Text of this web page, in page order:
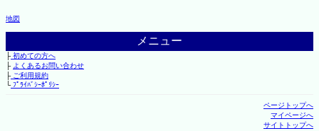
地図
メニュー
├初めての方へ
├ よくあるお問い合わせ
├ご利用規約
└ﾌﾟﾗｲﾊﾞｼｰﾎﾟﾘｼｰ
ページトップへ
マイページへ
サイトトップへ